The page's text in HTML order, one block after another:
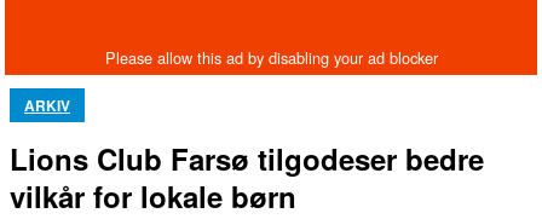
ARKIV
Lions Club Farsø tilgodeser bedre
vilkår for lokale børn